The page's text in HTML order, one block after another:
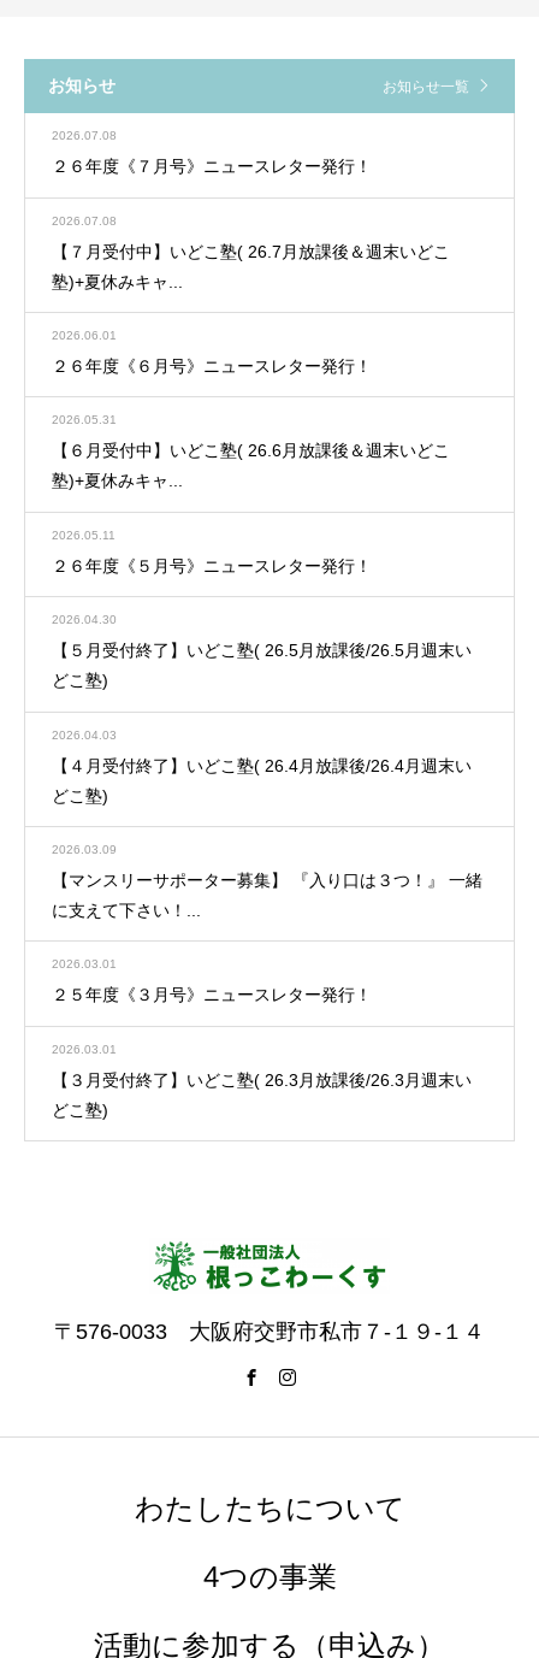
お知らせ お知らせ一覧
2026.07.08
２６年度《７月号》ニュースレター発行！
2026.07.08
【７月受付中】いどこ塾( 26.7月放課後＆週末いどこ
塾)+夏休みキャ...
2026.06.01
２６年度《６月号》ニュースレター発行！
2026.05.31
【６月受付中】いどこ塾( 26.6月放課後＆週末いどこ
塾)+夏休みキャ...
2026.05.11
２６年度《５月号》ニュースレター発行！
2026.04.30
【５月受付終了】いどこ塾( 26.5月放課後/26.5月週末い
どこ塾)
2026.04.03
【４月受付終了】いどこ塾( 26.4月放課後/26.4月週末い
どこ塾)
2026.03.09
【マンスリーサポーター募集】 『入り口は３つ！』 一緒
に支えて下さい！...
2026.03.01
２５年度《３月号》ニュースレター発行！
2026.03.01
【３月受付終了】いどこ塾( 26.3月放課後/26.3月週末い
どこ塾)
〒576-0033 大阪府交野市私市７-１９-１４
わたしたちについて
4つの事業
活動に参加する（申込み）